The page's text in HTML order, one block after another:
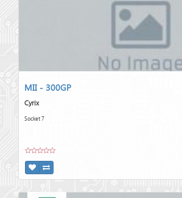
MII - 300GP
Cyrix
Socket 7